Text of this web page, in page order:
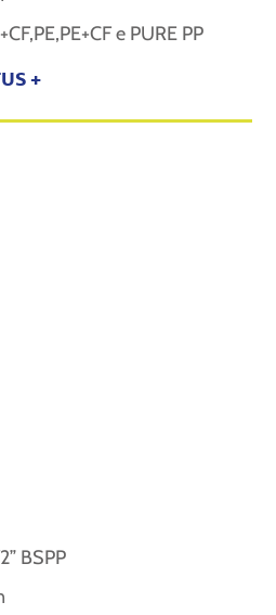
e PURE PP
+
BSPP